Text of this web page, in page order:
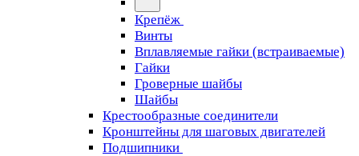
Крепёж
Винты
Вплавляемые гайки (встраиваемые)
Гайки
Гроверные шайбы
Шайбы
Крестообразные соединители
Кронштейны для шаговых двигателей
Подшипники